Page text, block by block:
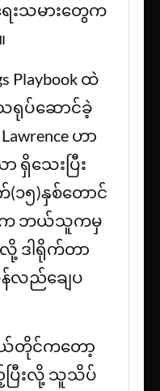
းသမားတွေက
Playbook ထဲ
သရုပ်ဆောင်ခဲ့
ဟာ
ရှိသေးပြီး
၁၅)နှစ်တောင်
က ဘယ်သူကမှ
လို့ ဒါရိုက်တာ
န်လည်ချေပ
ကိုယ်တိုင်ကတော့
ြီးလို့ သူသိပ်